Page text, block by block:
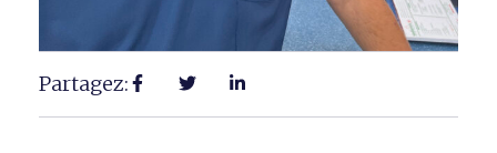
Partagez: